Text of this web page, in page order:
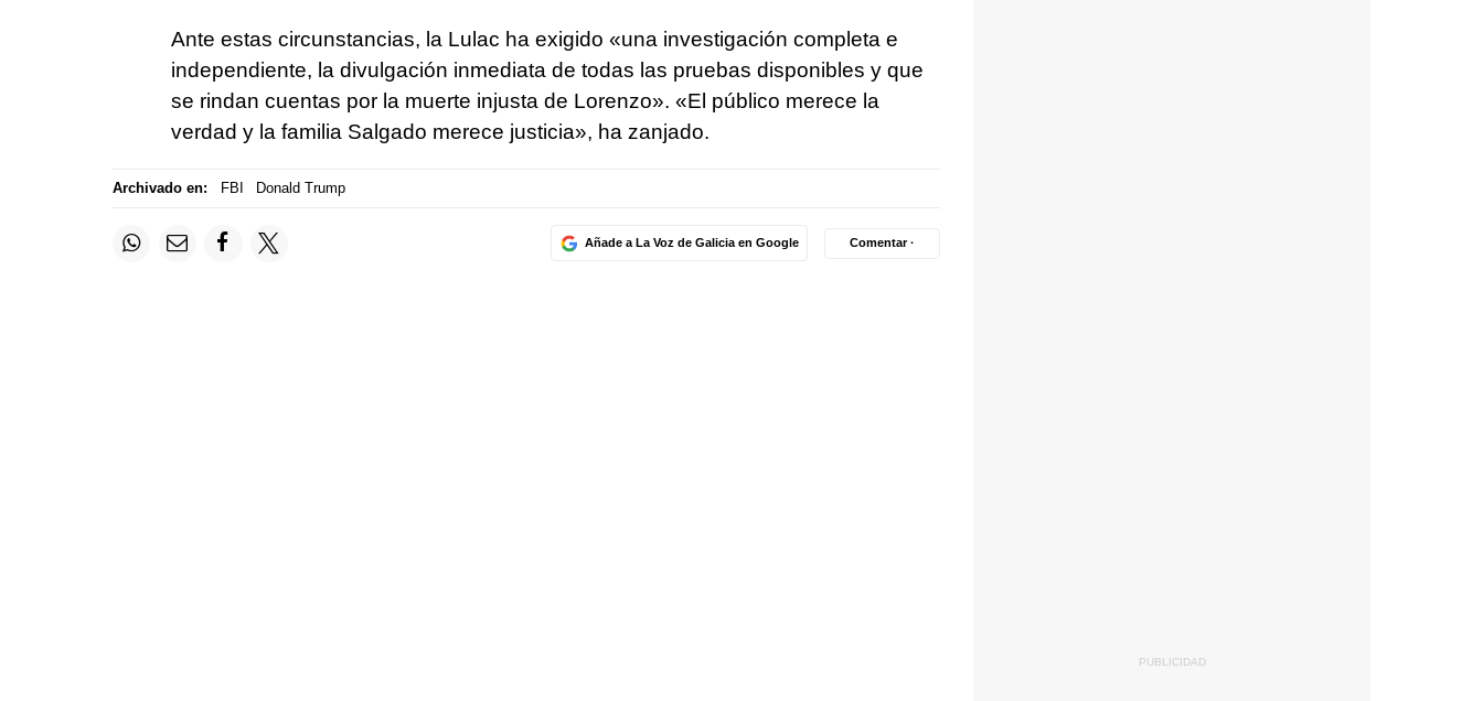
Ante estas circunstancias, la Lulac ha exigido «una investigación completa e
independiente, la divulgación inmediata de todas las pruebas disponibles y que
se rindan cuentas por la muerte injusta de Lorenzo». «El público merece la
verdad y la familia Salgado merece justicia», ha zanjado.
Archivado en: FBI Donald Trump
Añade a La Voz de Galicia en Google Comentar ·